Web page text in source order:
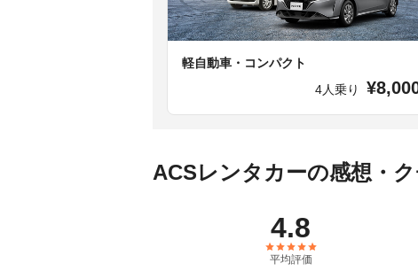
軽自動車・コンパクト
4人乗り
ACSレンタカーの感想・ク
4.8
平均評価